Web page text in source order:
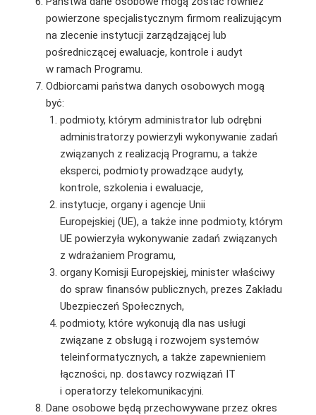
powierzone specjalistycznym firmom realizującym
na zlecenie instytucji zarządzającej lub
pośredniczącej ewaluacje, kontrole i audyt
w ramach Programu.
Odbiorcami państwa danych osobowych mogą
być:
podmioty, którym administrator lub odrębni
administratorzy powierzyli wykonywanie zadań
związanych z realizacją Programu, a także
eksperci, podmioty prowadzące audyty,
kontrole, szkolenia i ewaluacje,
instytucje, organy i agencje Unii
Europejskiej (UE), a także inne podmioty, którym
UE powierzyła wykonywanie zadań związanych
z wdrażaniem Programu,
organy Komisji Europejskiej, minister właściwy
do spraw finansów publicznych, prezes Zakładu
Ubezpieczeń Społecznych,
podmioty, które wykonują dla nas usługi
związane z obsługą i rozwojem systemów
teleinformatycznych, a także zapewnieniem
łączności, np. dostawcy rozwiązań IT
i operatorzy telekomunikacyjni.
Dane osobowe będą przechowywane przez okres